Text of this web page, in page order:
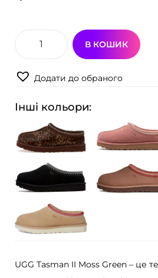
п
U
G
G
T
m
n
В КОШИК
Додати до обраного
Інші кольори:
UGG Tasman II Moss Green – це